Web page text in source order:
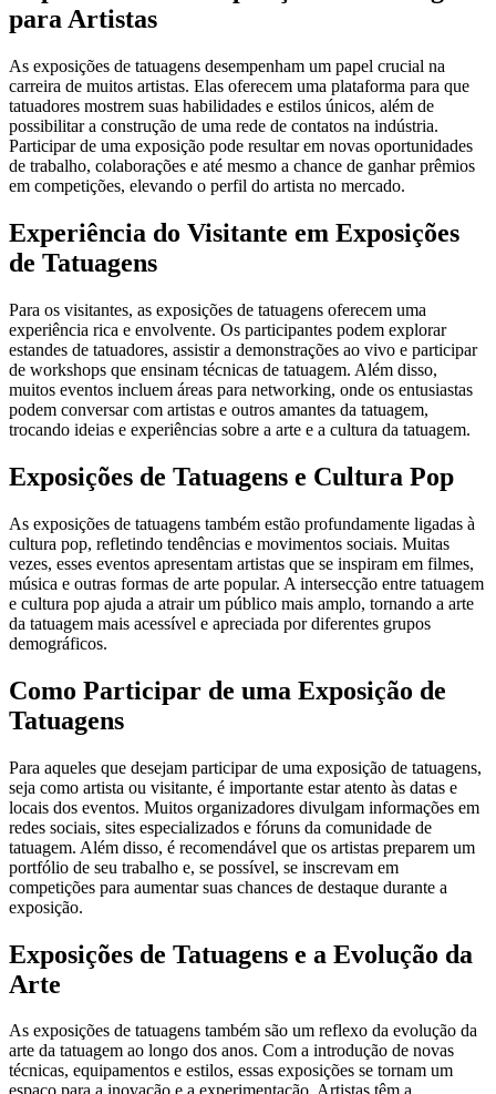
para Artistas
As exposições de tatuagens desempenham um papel crucial na
carreira de muitos artistas. Elas oferecem uma plataforma para que
tatuadores mostrem suas habilidades e estilos únicos, além de
possibilitar a construção de uma rede de contatos na indústria.
Participar de uma exposição pode resultar em novas oportunidades
de trabalho, colaborações e até mesmo a chance de ganhar prêmios
em competições, elevando o perfil do artista no mercado.
Experiência do Visitante em Exposições
de Tatuagens
Para os visitantes, as exposições de tatuagens oferecem uma
experiência rica e envolvente. Os participantes podem explorar
estandes de tatuadores, assistir a demonstrações ao vivo e participar
de workshops que ensinam técnicas de tatuagem. Além disso,
muitos eventos incluem áreas para networking, onde os entusiastas
podem conversar com artistas e outros amantes da tatuagem,
trocando ideias e experiências sobre a arte e a cultura da tatuagem.
Exposições de Tatuagens e Cultura Pop
As exposições de tatuagens também estão profundamente ligadas à
cultura pop, refletindo tendências e movimentos sociais. Muitas
vezes, esses eventos apresentam artistas que se inspiram em filmes,
música e outras formas de arte popular. A intersecção entre tatuagem
e cultura pop ajuda a atrair um público mais amplo, tornando a arte
da tatuagem mais acessível e apreciada por diferentes grupos
demográficos.
Como Participar de uma Exposição de
Tatuagens
Para aqueles que desejam participar de uma exposição de tatuagens,
seja como artista ou visitante, é importante estar atento às datas e
locais dos eventos. Muitos organizadores divulgam informações em
redes sociais, sites especializados e fóruns da comunidade de
tatuagem. Além disso, é recomendável que os artistas preparem um
portfólio de seu trabalho e, se possível, se inscrevam em
competições para aumentar suas chances de destaque durante a
exposição.
Exposições de Tatuagens e a Evolução da
Arte
As exposições de tatuagens também são um reflexo da evolução da
arte da tatuagem ao longo dos anos. Com a introdução de novas
técnicas, equipamentos e estilos, essas exposições se tornam um